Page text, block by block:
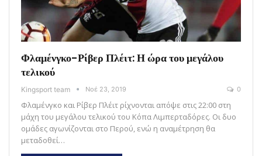
Φλαμένγκο-Ρίβερ Πλέιτ: Η ώρα του μεγάλου
τελικού
Kingsport team Νοέ 23, 2019 0
Φλαμένγκο και Ρίβερ Πλέιτ ρίχνονται απόψε στις 22:00 στη
μάχη του μεγάλου τελικού του Κόπα Λιμπερταδόρες. Οι δυο
ομάδες αγωνίζονται στο Περού, ενώ η αναμέτρηση θα
μεταδοθεί…